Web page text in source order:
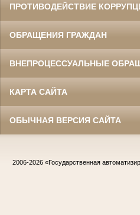
ПРОТИВОДЕЙСТВИЕ
ОБРАЩЕНИЯ ГРАЖДАН
ВНЕПРОЦЕССУАЛЬНЫЕ
КАРТА САЙТА
ОБЫЧНАЯ ВЕРСИЯ САЙТА
2006-2026 «Государственная